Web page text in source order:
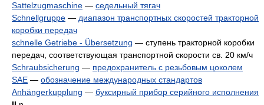
Sattelzugmaschine — седельный тягач
Schnellgruppe — диапазон транспортных скоростей тракторной
коробки передач
schnelle Getriebe - Übersetzung — ступень тракторной коробки
передач, соответствующая транспортной скорости св. 20 км/ч
Schraubsicherung — предохранитель с резьбовым цоколем
SAE — обозначение международных стандартов
Anhängerkupplung — буксирный прибор серийного исполнения